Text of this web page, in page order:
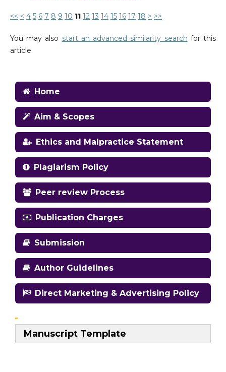
<< < 4 5 6 7 8 9 10 11 12 13 14 15 16 17 18 > >>
You may also start an advanced similarity search for this
article.
Home
Aim & Scopes
Ethics and Malpractice Statement
Plagiarism Policy
Peer review Process
Publication Charges
Submission
Author Guidelines
Direct Marketing & Advertising Policy
Manuscript Template